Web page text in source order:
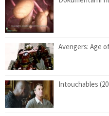
Avengers: Age
Intouchables